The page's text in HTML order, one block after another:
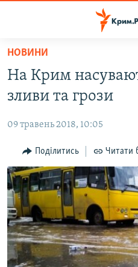
Перейти
основного
матеріалу
до
навігації
Перейти
до
пошуку
ВОДА.КРИМ
ВІДЕО ТА ФОТО
ПОЛІТИКА
БЛОГИ
ПОГЛЯД
ІНТЕРВ'Ю
ВСЕ ЗА ДЕНЬ
СПЕЦПРОЕКТИ
ДЕПОРТАЦІЯ
ЯК ОБІЙТИ БЛОКУВАННЯ
НОВИНИ
На Крим
зливи та грози
09 травень 2018, 10:05
Поділитись Читати